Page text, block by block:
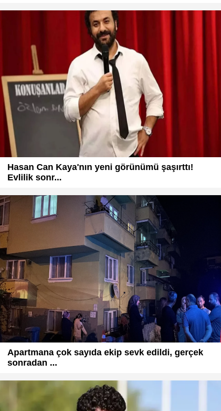
Hasan Can Kaya'nın yeni görünümü şaşırttı!
Evlilik sonr...
Apartmana çok sayıda ekip sevk edildi, gerçek
sonradan ...